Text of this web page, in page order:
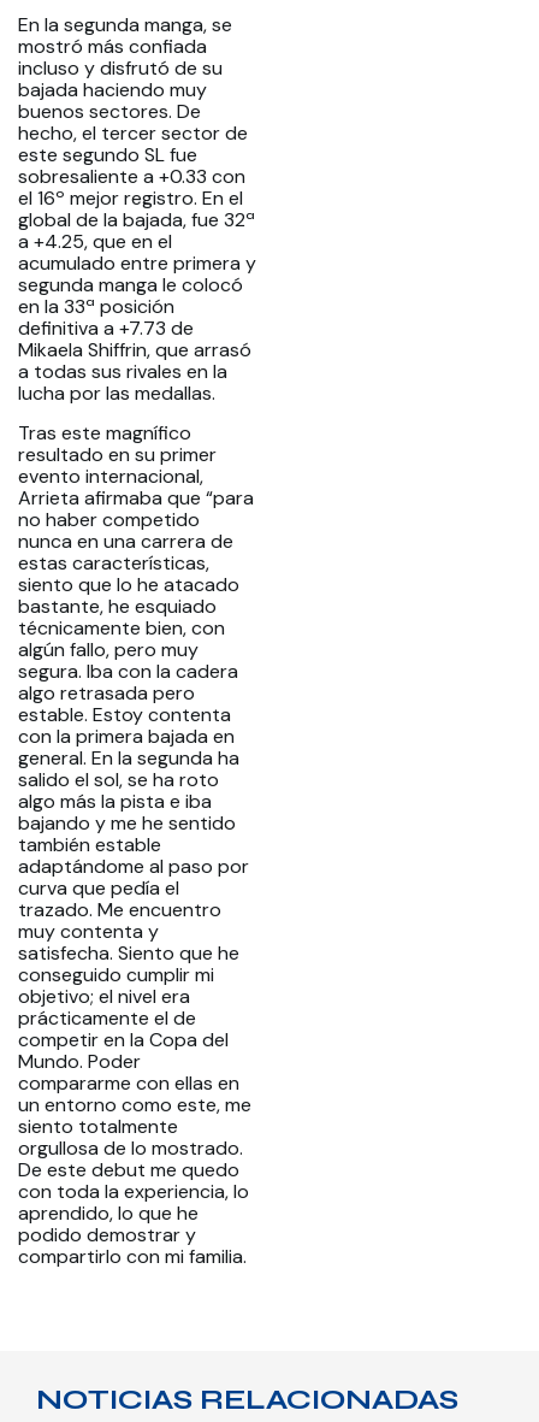
En la segunda manga, se
mostró más confiada
incluso y disfrutó de su
bajada haciendo muy
buenos sectores. De
hecho, el tercer sector de
este segundo SL fue
sobresaliente a +0.33 con
el 16º mejor registro. En el
global de la bajada, fue 32ª
a +4.25, que en el
acumulado entre primera y
segunda manga le colocó
en la 33ª posición
definitiva a +7.73 de
Mikaela Shiffrin, que arrasó
a todas sus rivales en la
lucha por las medallas.
Tras este magnífico
resultado en su primer
evento internacional,
Arrieta afirmaba que “para
no haber competido
nunca en una carrera de
estas características,
siento que lo he atacado
bastante, he esquiado
técnicamente bien, con
algún fallo, pero muy
segura. Iba con la cadera
algo retrasada pero
estable. Estoy contenta
con la primera bajada en
general. En la segunda ha
salido el sol, se ha roto
algo más la pista e iba
bajando y me he sentido
también estable
adaptándome al paso por
curva que pedía el
trazado. Me encuentro
muy contenta y
satisfecha. Siento que he
conseguido cumplir mi
objetivo; el nivel era
prácticamente el de
competir en la Copa del
Mundo. Poder
compararme con ellas en
un entorno como este, me
siento totalmente
orgullosa de lo mostrado.
De este debut me quedo
con toda la experiencia, lo
aprendido, lo que he
podido demostrar y
compartirlo con mi familia.
NOTICIAS RELACIONADAS